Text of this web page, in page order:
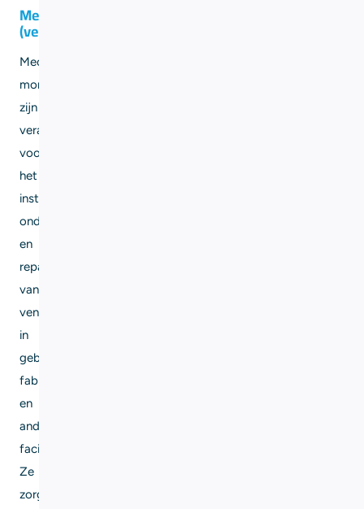
Mechanische
(ventilatie)monteurs
Mechanische
monteurs
zijn
verantwoordelijk
voor
het
installeren,
onderhouden
en
repareren
van
ventilatiesystemen
in
gebouwen,
fabrieken
en
andere
faciliteiten.
Ze
zorgen